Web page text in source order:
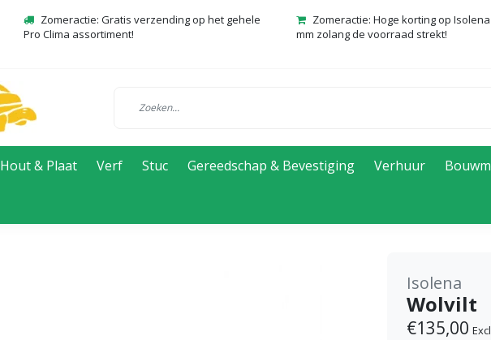
Zomeractie: Gratis verzending op het gehele
Pro Clima assortiment!
Zomeractie: Hoge korting op
mm zolang de voorraad strekt!
Hout & Plaat Verf Stuc Gereedschap & Bevestiging Verhuur
Isolena
Wolvilt
€135,00